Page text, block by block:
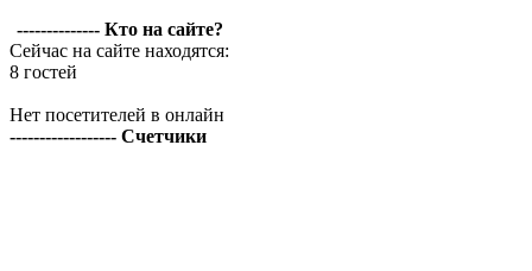
-------------- Кто на сайте?
Сейчас на сайте находятся:
8 гостей
Нет посетителей в онлайн
------------------ Счетчики